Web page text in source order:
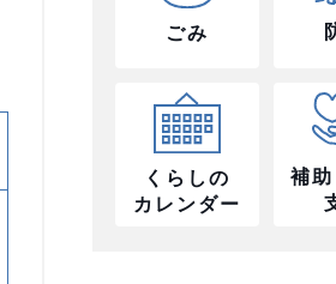
ごみ
くらしの
カレンダー
補助